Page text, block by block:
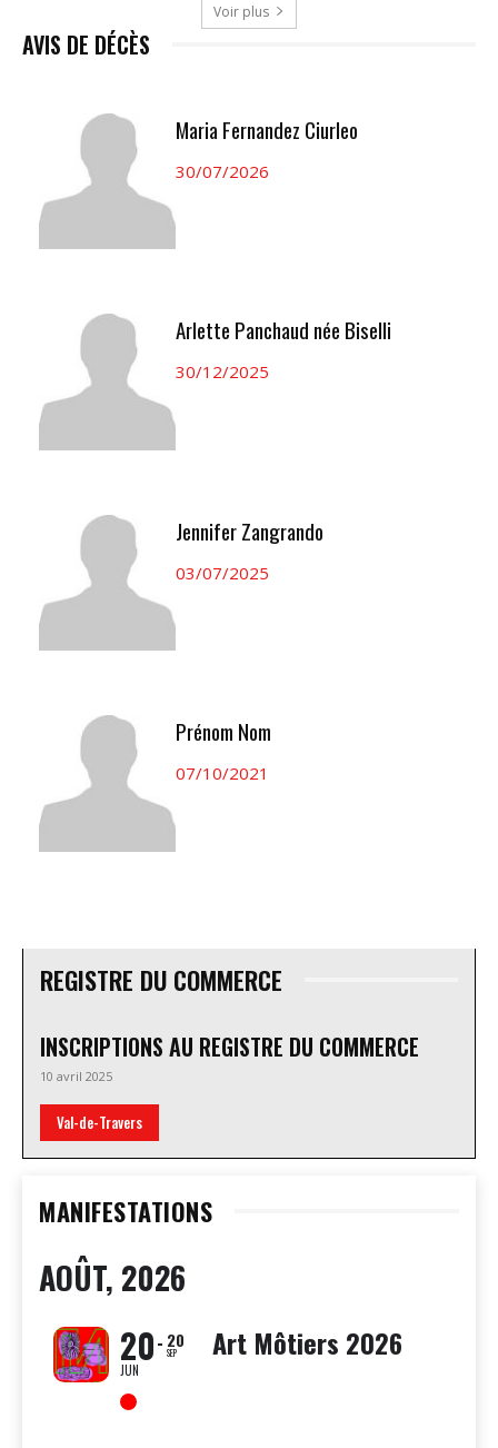
Voir plus
AVIS DE DÉCÈS
Maria Fernandez Ciurleo
30/07/2026
Arlette Panchaud née Biselli
30/12/2025
Jennifer Zangrando
03/07/2025
Prénom Nom
07/10/2021
REGISTRE DU COMMERCE
INSCRIPTIONS AU REGISTRE DU COMMERCE
10 avril 2025
Val-de-Travers
MANIFESTATIONS
AOÛT, 2026
20
JUN
20
SEP Art Môtiers 2026